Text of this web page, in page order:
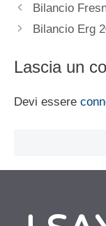
Bilancio
Bilancio Erg
Lascia un
Devi essere